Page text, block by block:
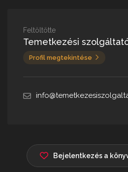
Feltöltötte
Temetkezési
Profil megtekintése
Bejelentkezés a